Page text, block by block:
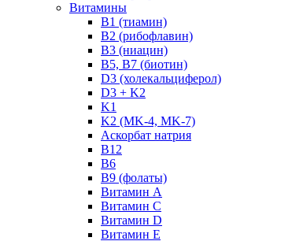
Витамины
B1 (тиамин)
B2 (рибофлавин)
B3 (ниацин)
B5, B7 (биотин)
D3 (холекальциферол)
D3 + K2
K1
K2 (MK-4, MK-7)
Аскорбат натрия
В12
В6
В9 (фолаты)
Витамин A
Витамин C
Витамин D
Витамин E